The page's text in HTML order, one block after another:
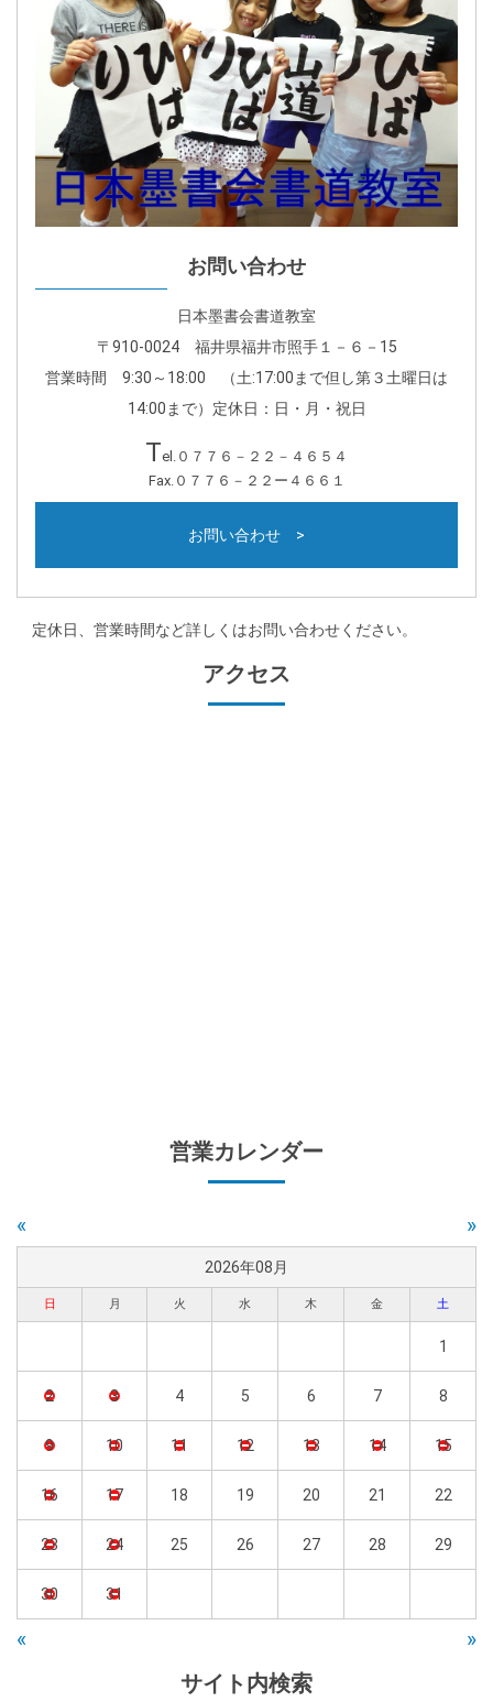
お問い合わせ
日本墨書会書道教室
〒910-0024 福井県福井市照手１－６－15
営業時間 9:30～18:00 （土:17:00まで但し第３土曜日は
14:00まで）定休日：日・月・祝日
Tel.０７７６－２２－４６５４
Fax.０７７６－２２ー４６６１
お問い合わせ >
定休日、営業時間など詳しくはお問い合わせください。
アクセス
営業カレンダー
« »
2026年08月
日 月 火 水 木 金 土
1
2 3 4 5 6 7 8
9 10 11 12 13 14 15
16 17 18 19 20 21 22
23 24 25 26 27 28 29
30 31
« »
サイト内検索